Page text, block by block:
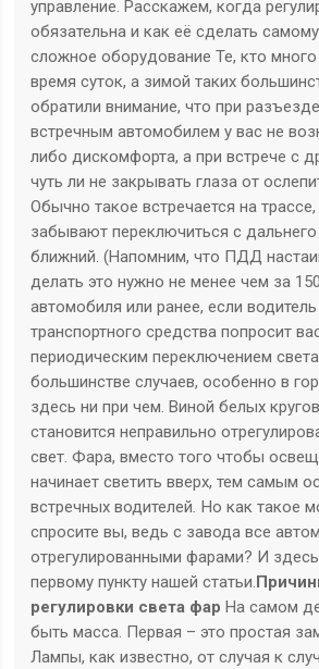
управление. Расскажем, когда
обязательна и как её сделать
сложное оборудование Те, кто
время суток, а зимой таких
обратили внимание, что при
встречным автомобилем у вас не
либо дискомфорта, а при встрече с
чуть ли не закрывать глаза от
Обычно такое встречается на
забывают переключиться с дальнего
ближний. (Напомним, что ПДД
делать это нужно не менее чем за
автомобиля или ранее, если
транспортного средства попросит
периодическим переключением
большинстве случаев, особенно в
здесь ни при чем. Виной белых
становится неправильно
свет. Фара, вместо того чтобы
начинает светить вверх, тем самым
встречных водителей.Но как такое
спросите вы, ведь с завода все
отрегулированными фарами? И
первому пункту нашей статьи.
регулировки света фар На самом
быть масса. Первая – это простая
Лампы, как известно, от случая к